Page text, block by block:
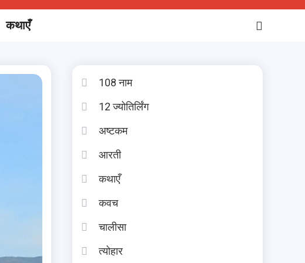
कथाएँ
108 नाम
12 ज्योतिर्लिंग
अष्टकम
आरती
कथाएँ
कवच
चालीसा
त्योहार